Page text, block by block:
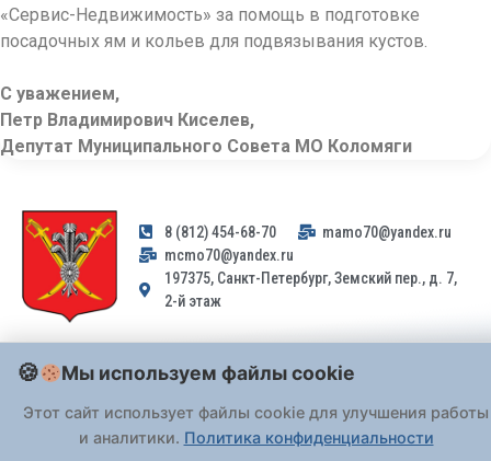
«Сервис-Недвижимость» за помощь в подготовке
посадочных ям и кольев для подвязывания кустов.
С уважением,
Петр Владимирович Киселев,
Депутат Муниципального Совета МО Коломяги
8 (812) 454-68-70
mamo70@yandex.ru
mcmo70@yandex.ru
197375, Санкт-Петербург, Земский пер., д. 7,
2-й этаж
адрес email, не могут быть рассмотрены на основании
принимаются только: по почте, через
портал «Госуслуги» (ЕПГУ)
или лично при предъявлении паспорта.
Мы используем файлы cookie
Этот сайт использует файлы cookie для улучшения работы
и аналитики. Политика конфиденциальности